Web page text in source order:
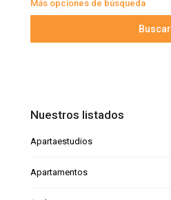
Más opciones de búsqueda
Buscar
Nuestros listados
Apartaestudios
Apartamentos